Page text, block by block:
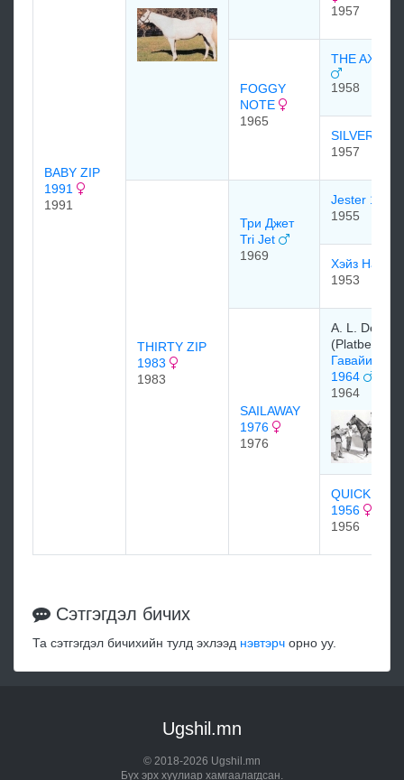
BABY ZIP
1991
1991
1957
FOGGY
NOTE
1965
THE AXE
1958
SILVER
1957
THIRTY ZIP
1983
1983
Три Джет
Tri Jet
1969
Jester 1955
1955
Хэйз Haze
1953
SAILAWAY
1976
1976
A. L. Dell
(Platberg
Гавайи
1964
1964
QUICK WIT
1956
1956
Сэтгэгдэл бичих
Та сэтгэгдэл бичихийн тулд эхлээд нэвтэрч орно уу.
Ugshil.mn
© 2018-2026 Ugshil.mn
Бүх эрх хуулиар хамгаалагдсан.